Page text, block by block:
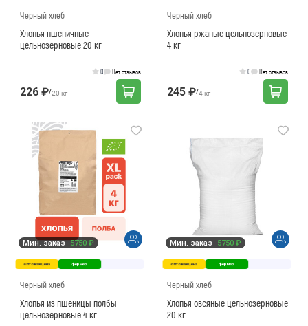
Черный хлеб
Хлопья пшеничные
цельнозерновые 20 кг
0 Нет отзывов
226 ₽/20 кг
Черный хлеб
Хлопья ржаные цельнозерновые
4 кг
0 Нет отзывов
245 ₽/4 кг
Мин. заказ 5750 ₽
оптовая цена фермер
Черный хлеб
Хлопья из пшеницы полбы
цельнозерновые 4 кг
Мин. заказ 5750 ₽
оптовая цена фермер
Черный хлеб
Хлопья овсяные цельнозерновые
20 кг